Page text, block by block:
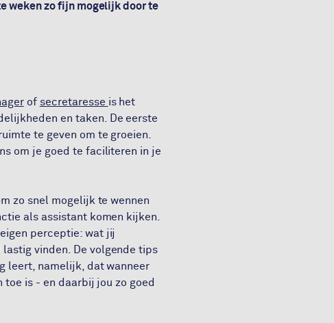
weken zo fijn mogelijk door te
of secretaresse is het
en taken. De eerste
te geven om te groeien.
om je goed te faciliteren in je
zo snel mogelijk te wennen
als assistant komen kijken.
perceptie: wat jij
vinden. De volgende tips
leert, namelijk, dat wanneer
is - en daarbij jou zo goed